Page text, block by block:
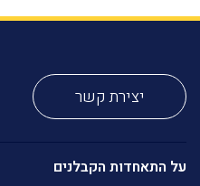
יצירת קשר
על התאחדות הקבלנים